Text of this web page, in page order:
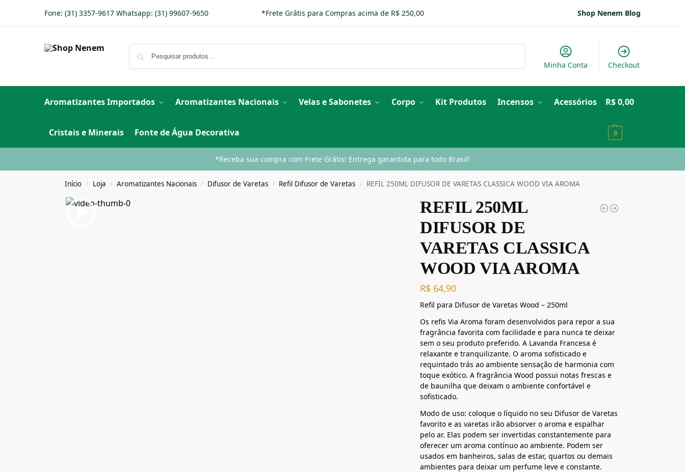
Fone: (31) 3357-9617 Whatsapp: (31) 99607-9650 *Frete Grátis para Compras acima de R$ 250,00 Shop Nenem Blog
Minha Conta Checkout
Aromatizantes Importados Aromatizantes Nacionais Velas e Sabonetes Corpo Kit Produtos Incensos Acessórios
Cristais e Minerais Fonte de Água Decorativa
R$0,00
0
*Receba sua compra com Frete Grátis! Entrega garantida para todo Brasil!
Início / Loja / Aromatizantes Nacionais / Difusor de Varetas / Refil Difusor de Varetas / REFIL 250ML DIFUSOR DE VARETAS CLASSICA WOOD VIA AROMA
REFIL 250ML
DIFUSOR DE
VARETAS CLASSICA
WOOD VIA AROMA
R$ 64,90
Refil para Difusor de Varetas Wood – 250ml
Os refis Via Aroma foram desenvolvidos para repor a sua
fragrância favorita com facilidade e para nunca te deixar
sem o seu produto preferido. A Lavanda Francesa é
relaxante e tranquilizante. O aroma sofisticado e
requintado trás ao ambiente sensação de harmonia com
toque exótico. A fragrância Wood possui notas frescas e
de baunilha que deixam o ambiente confortável e
sofisticado.
Modo de uso: coloque o líquido no seu Difusor de Varetas
favorito e as varetas irão absorver o aroma e espalhar
pelo ar. Elas podem ser invertidas constantemente para
oferecer um aroma contínuo ao ambiente. Podem ser
usados em banheiros, salas de estar, quartos ou demais
ambientes para deixar um perfume leve e constante.